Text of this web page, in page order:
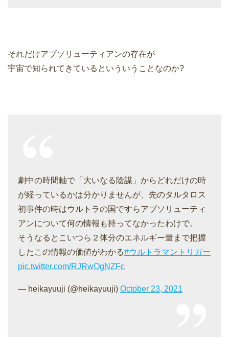
それだけアブソリューティアンの存在が
宇宙で知られてきているといういうことなのか?
劇中の時間軸で「大いなる陰謀」からどれだけの時
が経っているかは分かりませんが、先のタルタロス
初事件の時はウルトラの国ですらアブソリューティ
アンについて何の情報も持ってなかったわけで。
そうなるとこいつら２体分のエネルギー量まで把握
したこの情報の価値がわかる#ウルトラマントリガー
pic.twitter.com/RJRwOgNZFc
— heikayuuji (@heikayuuji) October 23, 2021